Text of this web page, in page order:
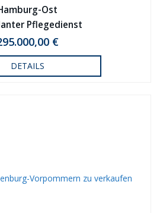
Ost
Pflegedienst
€
DETAILS